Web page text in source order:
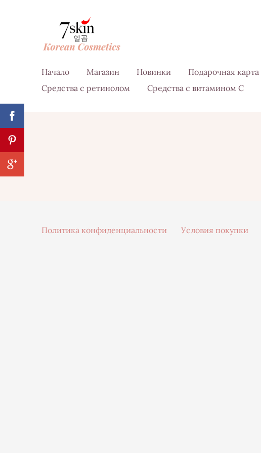
Начало Магазин Новинки Подарочная карта
Средства с ретинолом
Средства с витамином С
Политика конфиденциальности Условия покупки